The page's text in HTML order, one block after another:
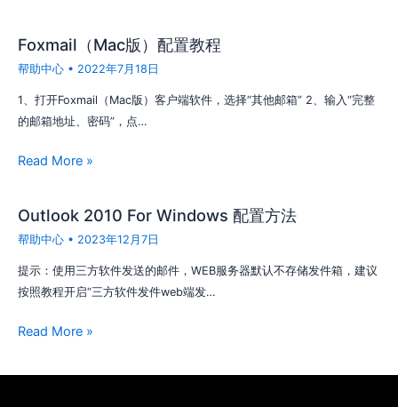
Foxmail（Mac版）配置教程
帮助中心 • 2022年7月18日
1、打开Foxmail（Mac版）客户端软件，选择“其他邮箱” 2、输入“完整
的邮箱地址、密码”，点…
Read More »
Outlook 2010 For Windows 配置方法
帮助中心 • 2023年12月7日
提示：使用三方软件发送的邮件，WEB服务器默认不存储发件箱，建议
按照教程开启“三方软件发件web端发…
Read More »